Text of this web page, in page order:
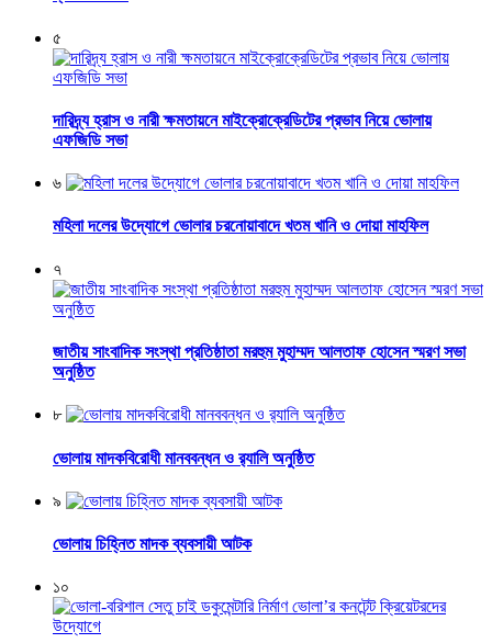
৫
দারিদ্র্য হ্রাস ও নারী ক্ষমতায়নে মাইক্রোক্রেডিটের প্রভাব নিয়ে ভোলায়
এফজিডি সভা
৬
মহিলা দলের উদ্যোগে ভোলার চরনোয়াবাদে খতম খানি ও দোয়া মাহফিল
৭
জাতীয় সাংবাদিক সংস্থা প্রতিষ্ঠাতা মরহুম মুহাম্মদ আলতাফ হোসেন স্মরণ সভা
অনুষ্ঠিত
৮
ভোলায় মাদকবিরোধী মানববন্ধন ও র‌্যালি অনুষ্ঠিত
৯
ভোলায় চিহ্নিত মাদক ব্যবসায়ী আটক
১০